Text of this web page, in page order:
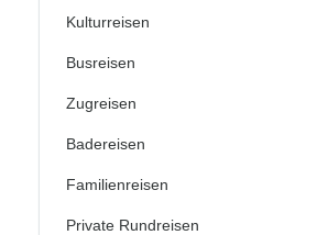
Kulturreisen
Busreisen
Zugreisen
Badereisen
Familienreisen
Private Rundreisen